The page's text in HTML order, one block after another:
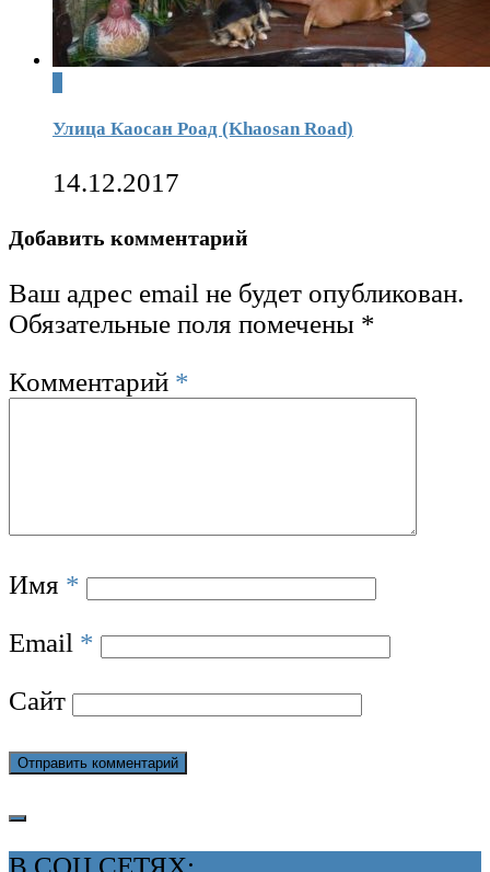
Улица Каосан Роад (Khaosan Road)
14.12.2017
Добавить комментарий
Ваш адрес email не будет опубликован.
Обязательные поля помечены *
Комментарий *
Имя *
Email *
Сайт
В СОЦ СЕТЯХ: